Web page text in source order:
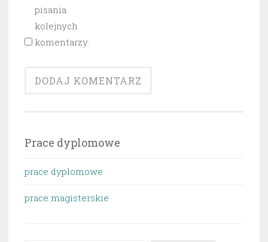
pisania
kolejnych
komentarzy.
Prace dyplomowe
prace dyplomowe
prace magisterskie